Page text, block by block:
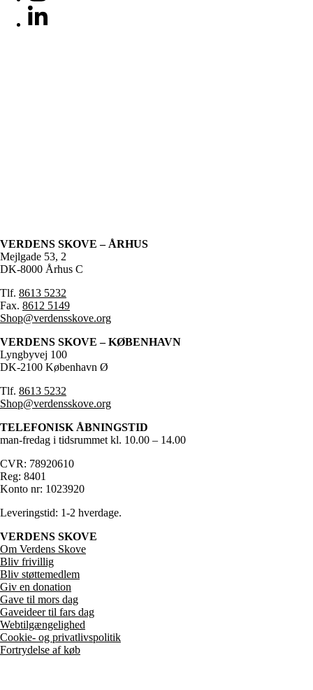
VERDENS SKOVE – ÅRHUS
Mejlgade 53, 2
DK-8000 Århus C
Tlf. 8613 5232
Fax. 8612 5149
Shop@verdensskove.org
VERDENS SKOVE – KØBENHAVN
Lyngbyvej 100
DK-2100 København Ø
Tlf. 8613 5232
Shop@verdensskove.org
TELEFONISK ÅBNINGSTID
man-fredag i tidsrummet kl. 10.00 – 14.00
CVR: 78920610
Reg: 8401
Konto nr: 1023920
Leveringstid: 1-2 hverdage.
VERDENS SKOVE
Om Verdens Skove
Bliv frivillig
Bliv støttemedlem
Giv en donation
Gave til mors dag
Gaveideer til fars dag
Webtilgængelighed
Cookie- og privatlivspolitik
Fortrydelse af køb